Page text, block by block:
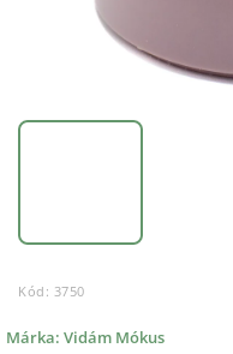
Kód: 3750
Márka: Vidám Mókus